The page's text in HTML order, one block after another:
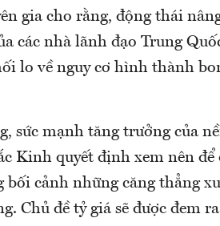
gia cho rằng, động thái
các nhà lãnh đạo Trung
lo về nguy cơ hình thành
sức mạnh tăng trưởng của
Kinh quyết định xem nên để
cảnh những căng thẳng
Chủ đề tỷ giá sẽ được đem